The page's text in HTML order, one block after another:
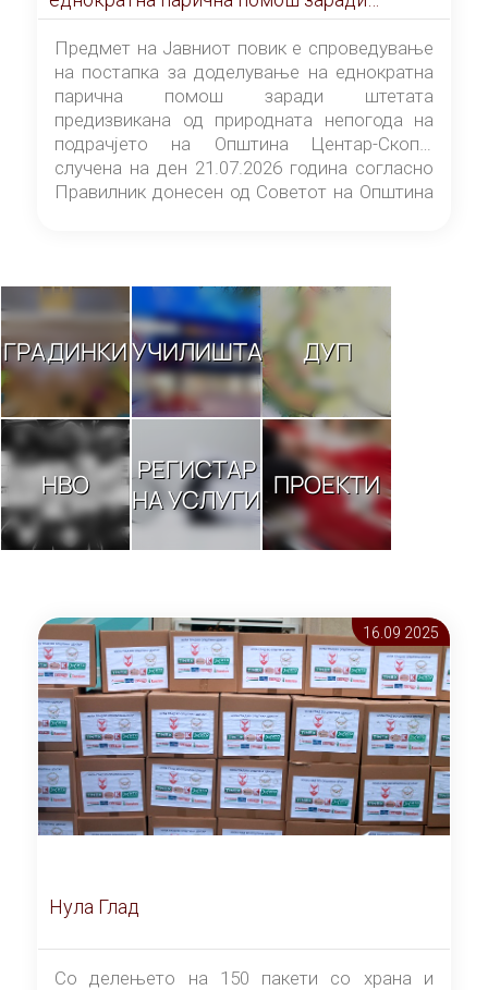
штетата предизвикана од природната
непогода на подрачјето на Општина
Центар-Скопје случена на ден 21.07.2026
година
Предмет на Јавниот повик е спроведување
на постапка за доделување на еднократна
парична помош заради штетата
предизвикана од природната непогода на
подрачјето на Општина Центар-Скопје
случена на ден 21.07.2026 година согласно
Правилник донесен од Советот на Општина
ГРАДИНКИУЧИЛИШТА ДУП
НВО
РЕГИСТАР
НА УСЛУГИ ПРОЕКТИ
16.09 2025
Нула Глад
Со делењето на 150 пакети со храна и